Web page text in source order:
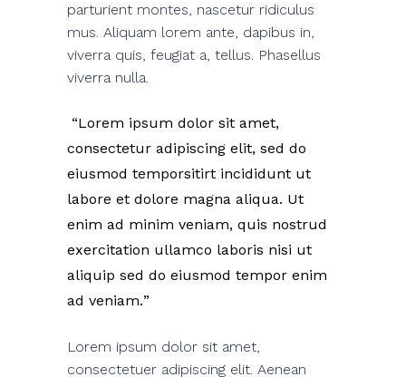
parturient montes, nascetur ridiculus
mus. Aliquam lorem ante, dapibus in,
viverra quis, feugiat a, tellus. Phasellus
viverra nulla.
Lorem ipsum dolor sit amet,
consectetur adipiscing elit, sed do
eiusmod temporsitirt incididunt ut
labore et dolore magna aliqua. Ut
enim ad minim veniam, quis nostrud
exercitation ullamco laboris nisi ut
aliquip sed do eiusmod tempor enim
ad veniam.
Lorem ipsum dolor sit amet,
consectetuer adipiscing elit. Aenean